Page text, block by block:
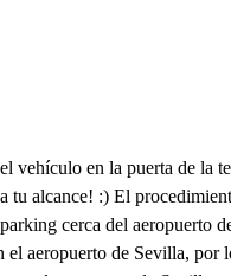
vehículo en la puerta de
tu alcance! :) El
cerca del aeropuerto
aeropuerto de Sevilla,